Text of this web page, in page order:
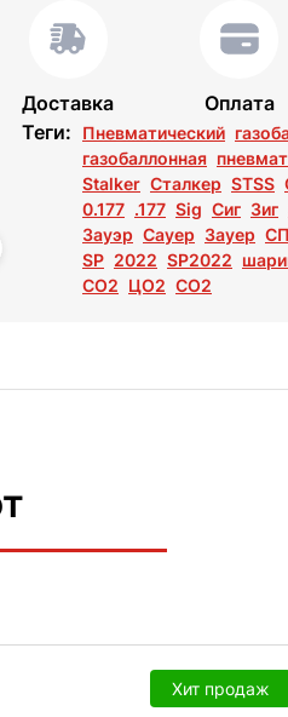
Доставка Оплата
Теги:
Пневматический
газобаллонная
Stalker Сталкер STSS
0.177 .177 Sig Сиг Зиг
Зауэр Сауер Зауер СП
SP 2022 SP2022
СО2 ЦО2 CO2
Хит продаж